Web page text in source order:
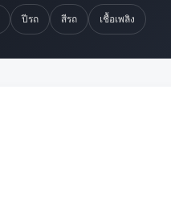
ปีรถ สีรถ เชื้อเพลิง